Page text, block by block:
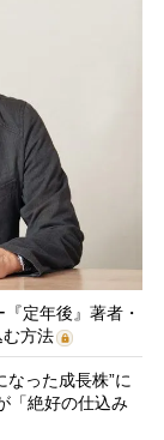
定年後』著者・
方法
った成長株”に
「絶好の仕込み